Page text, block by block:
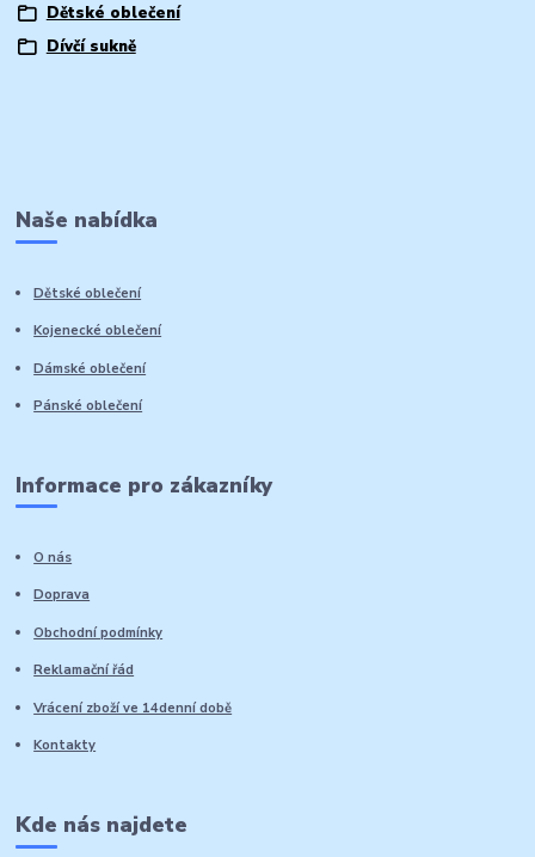
Dětské oblečení
Dívčí sukně
Naše nabídka
Dětské oblečení
Kojenecké oblečení
Dámské oblečení
Pánské oblečení
Informace pro zákazníky
O nás
Doprava
Obchodní podmínky
Reklamační řád
Vrácení zboží ve 14denní době
Kontakty
Kde nás najdete